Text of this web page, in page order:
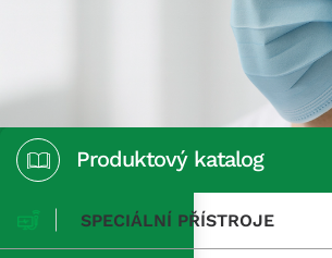
Produktový katalog
SPECIÁLNÍ PŘÍSTROJE